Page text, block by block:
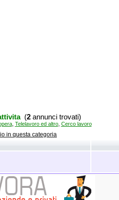
(2annunci trovati)
, Telelavoro ed altro, Cerco lavoro
in questa categoria